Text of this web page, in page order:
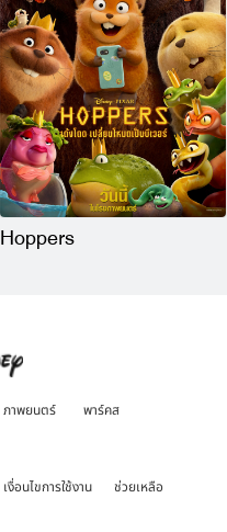
Hoppers
ภาพยนตร์ พาร์คส
เงื่อนไขการใช้งาน ช่วยเหลือ